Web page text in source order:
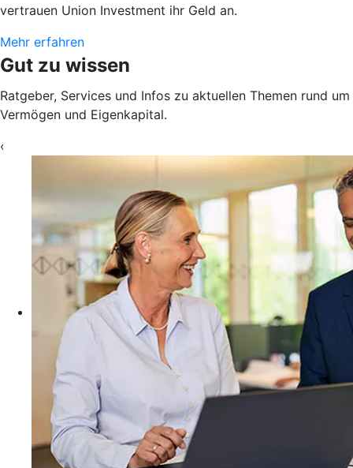
vertrauen Union Investment ihr Geld an.
Mehr erfahren
Gut zu wissen
Ratgeber, Services und Infos zu aktuellen Themen rund um
Vermögen und Eigenkapital.
‹